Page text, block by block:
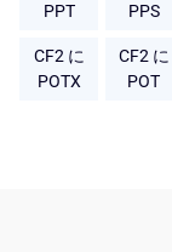
PPT
PPS
CF2 に
POTX
CF2 に
POT